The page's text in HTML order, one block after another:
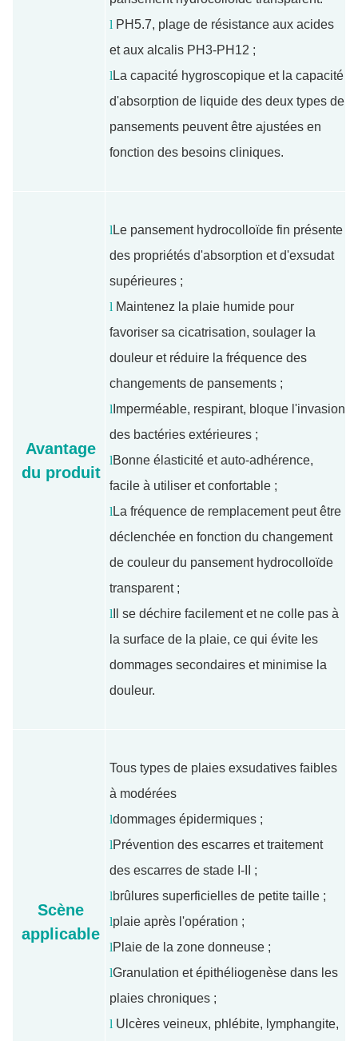
l PH5.7, plage de résistance aux acides
et aux alcalis PH3-PH12 ;
l La capacité hygroscopique et la capacité
d'absorption de liquide des deux types de
pansements peuvent être ajustées en
fonction des besoins cliniques.
Avantage
du produit
l Le pansement hydrocolloïde fin présente
des propriétés d'absorption et d'exsudat
supérieures ;
l Maintenez la plaie humide pour
favoriser sa cicatrisation, soulager la
douleur et réduire la fréquence des
changements de pansements ;
l Imperméable, respirant, bloque l'invasion
des bactéries extérieures ;
lBonne élasticité et auto-adhérence,
facile à utiliser et confortable ;
l La fréquence de remplacement peut être
déclenchée en fonction du changement
de couleur du pansement hydrocolloïde
transparent ;
l Il se déchire facilement et ne colle pas à
la surface de la plaie, ce qui évite les
dommages secondaires et minimise la
douleur.
Scène
applicable
Tous types de plaies exsudatives faibles
à modérées
ldommages épidermiques ;
lPrévention des escarres et traitement
des escarres de stade I-II ;
lbrûlures superficielles de petite taille ;
lplaie après l'opération ;
lPlaie de la zone donneuse ;
lGranulation et épithéliogenèse dans les
plaies chroniques ;
l Ulcères veineux, phlébite, lymphangite,